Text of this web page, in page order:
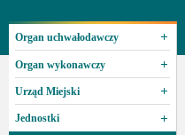
Organ uchwałodawczy
Organ wykonawczy
Urząd Miejski
Jednostki